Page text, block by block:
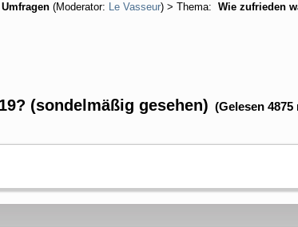
Umfragen (Moderator: Le Vasseur) > Thema:
Wie zufrieden
(sondelmäßig gesehen) (Gelesen 4875